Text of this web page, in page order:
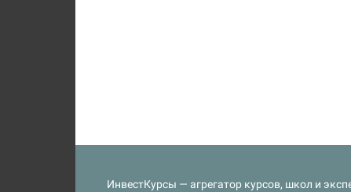
ИнвестКурсы — агрегатор курсов, школ и